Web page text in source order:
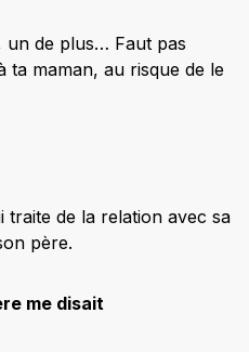
un de plus… Faut pas
ta maman, au risque de le
traite de la relation avec sa
père.
me disait